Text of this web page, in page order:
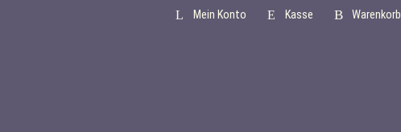
Mein Konto Kasse Warenkorb